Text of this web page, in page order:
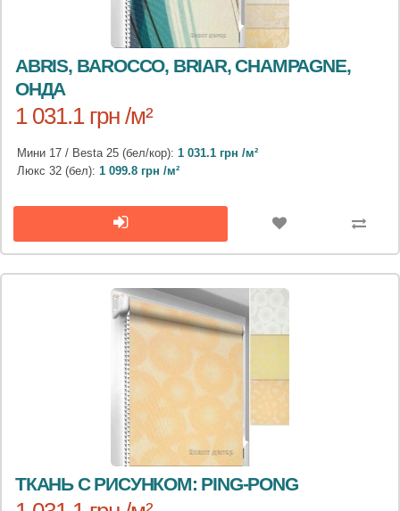
ABRIS, BAROCCO, BRIAR, CHAMPAGNE,
ОНДА
1 031.1 грн /м²
Мини 17 / Besta 25 (бел/кор): 1 031.1 грн /м²
Люкс 32 (бел): 1 099.8 грн /м²
ТКАНЬ С РИСУНКОМ: PING-PONG